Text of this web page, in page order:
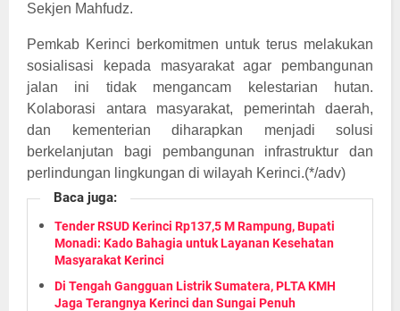
Sekjen Mahfudz.
Pemkab Kerinci berkomitmen untuk terus melakukan
sosialisasi kepada masyarakat agar pembangunan
jalan ini tidak mengancam kelestarian hutan.
Kolaborasi antara masyarakat, pemerintah daerah,
dan kementerian diharapkan menjadi solusi
berkelanjutan bagi pembangunan infrastruktur dan
perlindungan lingkungan di wilayah Kerinci.(*/adv)
Baca juga:
Tender RSUD Kerinci Rp137,5 M Rampung, Bupati
Monadi: Kado Bahagia untuk Layanan Kesehatan
Masyarakat Kerinci
Di Tengah Gangguan Listrik Sumatera, PLTA KMH
Jaga Terangnya Kerinci dan Sungai Penuh